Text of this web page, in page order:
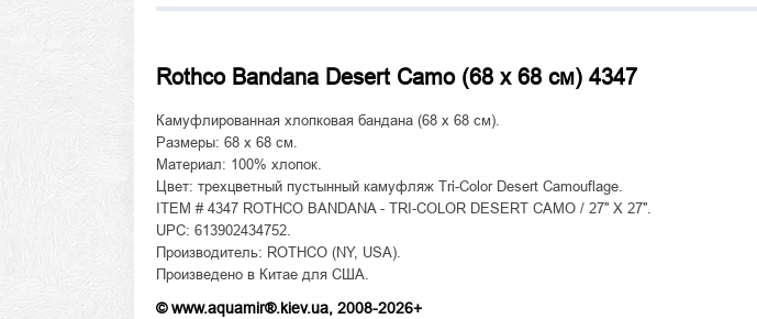
Rothco Bandana Desert Camo (68 x 68 см) 4347
Камуфлированная хлопковая бандана (68 x 68 см).
Размеры: 68 x 68 см.
Материал: 100% хлопок.
Цвет: трехцветный пустынный камуфляж Tri-Color Desert Camouflage.
ITEM # 4347 ROTHCO BANDANA - TRI-COLOR DESERT CAMO / 27'' X 27''.
UPC: 613902434752.
Производитель: ROTHCO (NY, USA).
Произведено в Китае для США.
© www.aquamir®.kiev.ua, 2008-2026+